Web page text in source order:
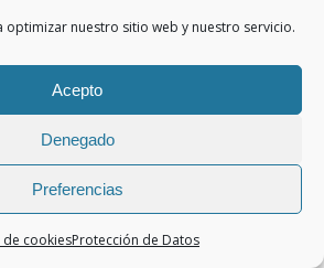
optimizar nuestro sitio web y nuestro servicio.
Acepto
Denegado
Preferencias
de cookiesProtección de Datos
También podemos asumir
especializado que incluye la
resultados y su presentación al
educativo del centro.
Un importante ahorro de tiempo y